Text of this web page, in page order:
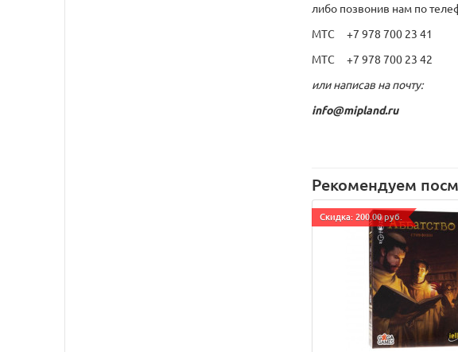
либо позвонив нам по
МТС +7 978 700 23 41
МТС +7 978 700 23 42
или написав на почту:
info@mipland.ru
Рекомендуем
Cкидка: 200.00 руб.